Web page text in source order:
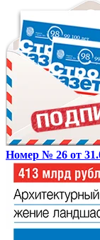
Номер № 26 от